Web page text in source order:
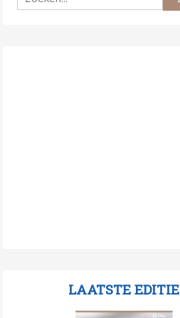
LAATSTE EDITIE